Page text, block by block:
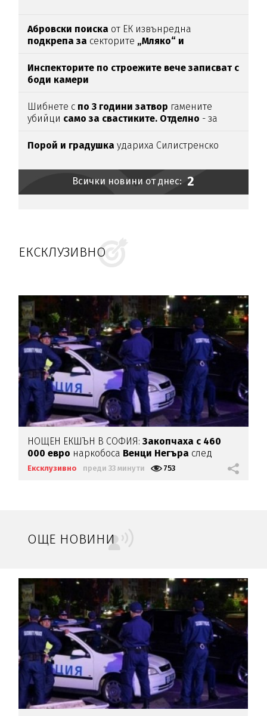
Абровски поиска от ЕК извънредна
подкрепа за секторите „Мляко“ и
Инспекторите по строежите вече записват с
боди камери
Шибнете с по 3 години затвор гамените
убийци само за свастиките. Отделно - за
Порой и градушка удариха Силистренско
Всички новини от днес: 2
ЕКСКЛУЗИВНО
НОЩЕН ЕКШЪН В СОФИЯ:Закопчаха с 460
000 евро наркобоса Венци Негъра след
бясна гонка
Ексклузивно преди 33 минути 753
ОЩЕ НОВИНИ